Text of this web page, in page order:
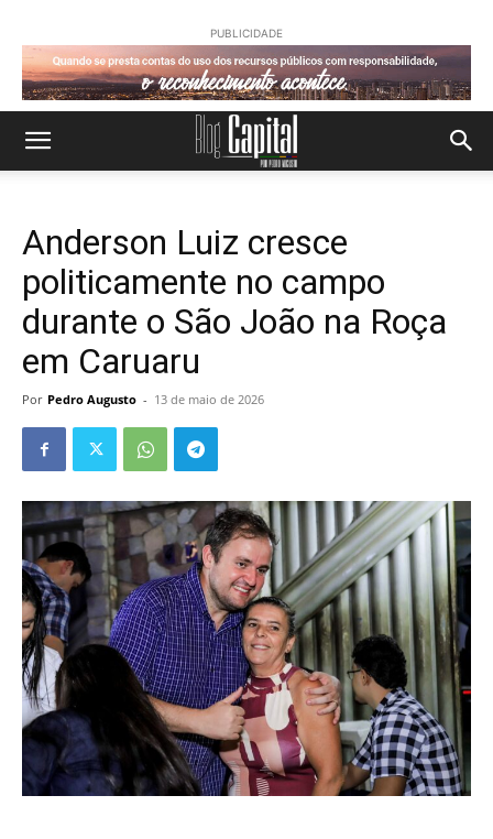
PUBLICIDADE
Anderson Luiz cresce
politicamente no campo
durante o São João na Roça
em Caruaru
Por Pedro Augusto - 13 de maio de 2026